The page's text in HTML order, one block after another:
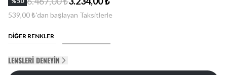
539,00 ₺'dan başlayan Taksitlerle
DİĞER RENKLER
LENSLERI DENEYIN